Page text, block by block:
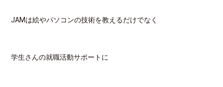
JAMは絵やパソコンの技術を教えるだけでなく
学生さんの就職活動サポートに